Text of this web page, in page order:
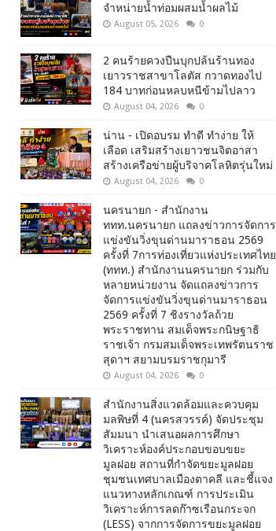
จำหน่ายน้ำท่อมผสมน้ำผลไม้
August 05, 2026 0
2 คนร้ายควงปืนบุกปล้นร้านทอง
เยาวราชสาขาโลตัส กวาดทองไป
184 บาทก่อนหลบหนีข้ามไปลาว
August 04, 2026 0
น่าน - เปิดอบรม ทำดี ทำง่าย ให้
เลือด เสริมสร้างเยาวชนจิตอาสา
สร้างเครือข่ายผู้บริจาคโลหิตรุ่นใหม่
August 04, 2026 0
นครนายก - สำนักงาน
ททท.นครนายก แถลงข่าวการจัดการ
แข่งขันวิ่งขุนด่านมาราธอน 2569
ครั้งที่ 7การท่องเที่ยวแห่งประเทศไทย
(ททท.) สำนักงานนครนายก ร่วมกับ
หลายหน่วยงาน จัดแถลงข่าวการ
จัดการแข่งขันวิ่งขุนด่านมาราธอน
2569 ครั้งที่ 7 ชิงรางวัลถ้วย
พระราชทาน สมเด็จพระกนิษฐาธิ
ราชเจ้า กรมสมเด็จพระเทพรัตนราช
สุดาฯ สยามบรมราชกุมารี
August 04, 2026 0
สำนักงานสิ่งแวดล้อมและควบคุม
มลพิษที่ 4 (นครสวรรค์) จัดประชุม
สัมมนา นำเสนอผลการศึกษา
วิเคราะห์องค์ประกอบขอบขยะ
มูลฝอย สถานที่กำจัดขยะมูลฝอย
ชุมชนเทศบาลเมืองตาคลี และชี้แจง
แนวทางหลักเกณฑ์ การประเมิน
วิเคราะห์การลดก๊าซเรือนกระจก
(LESS) จากการจัดการขยะมูลฝอย